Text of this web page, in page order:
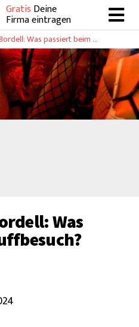
Gratis Deine
Firma eintragen
Der Ablauf im Bordell: Was passiert beim Puffbesuch?
Was